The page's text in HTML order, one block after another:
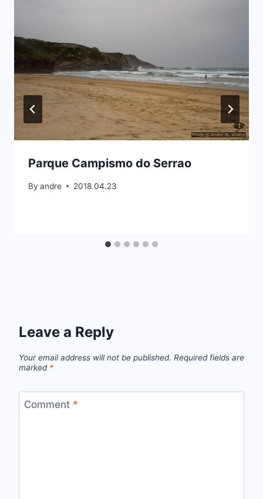
Parque Campismo do Serrao
By andre 2018.04.23
Leave a Reply
Your email address will not be published. Required fields are
marked *
Comment *